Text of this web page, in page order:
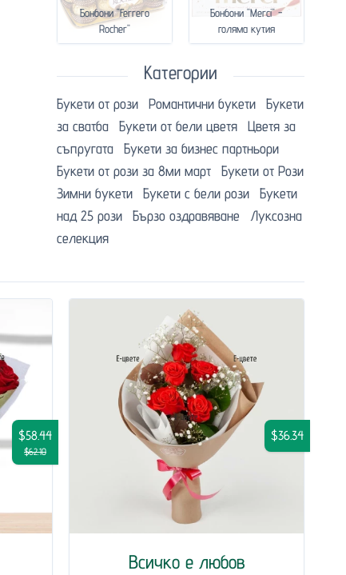
Бонбони "Ferrero
Rocher"
Бонбони "Merci" -
голяма кутия
Категории
Букети от рози Романтични букети
Букети
за сватба
Букети от бели цветя
Цветя за
съпругата
Букети за бизнес партньори
Букети от рози за 8ми март
Букети от Рози
Зимни букети
Букети с бели рози
Букети
над 25 рози
Бързо оздравяване
Луксозна
селекция
$58.44
$62.10
Всичко е любов
$36.34